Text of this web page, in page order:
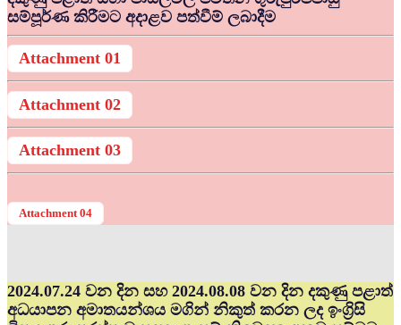
සම්පූර්ණ කිරීමට අදාළව පත්වීම් ලබාදීම
Attachment 01
Attachment 02
Attachment 03
Attachment 04
2024.07.24 වන දින සහ 2024.08.08 වන දින දකුණු පළාත්
අධ‍යාපන අමාතයන්ශය මගින් නිකුත් කරන ලද ඉංග්‍රිසි